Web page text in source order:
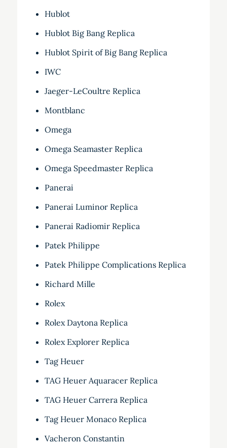
Hublot
Hublot Big Bang Replica
Hublot Spirit of Big Bang Replica
IWC
Jaeger-LeCoultre Replica
Montblanc
Omega
Omega Seamaster Replica
Omega Speedmaster Replica
Panerai
Panerai Luminor Replica
Panerai Radiomir Replica
Patek Philippe
Patek Philippe Complications Replica
Richard Mille
Rolex
Rolex Daytona Replica
Rolex Explorer Replica
Tag Heuer
TAG Heuer Aquaracer Replica
TAG Heuer Carrera Replica
Tag Heuer Monaco Replica
Vacheron Constantin